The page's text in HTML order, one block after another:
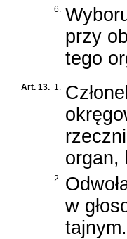
6.
przy
tego
Art. 13. 1.
organ,
2.
w
tajnym.